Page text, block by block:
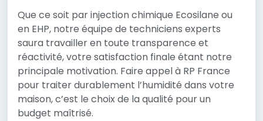
Que ce soit par injection chimique Ecosilane ou
en EHP, notre équipe de techniciens experts
saura travailler en toute transparence et
réactivité, votre satisfaction finale étant notre
principale motivation. Faire appel à RP France
pour traiter durablement l’humidité dans votre
maison, c’est le choix de la qualité pour un
budget maîtrisé.